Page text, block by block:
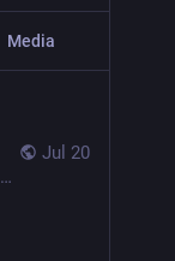
Media
Jul 20